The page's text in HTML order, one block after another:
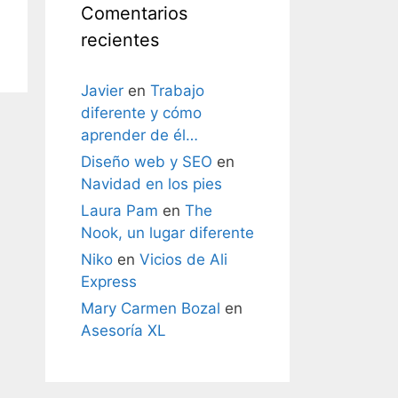
Comentarios
recientes
Javier en Trabajo
diferente y cómo
aprender de él…
Diseño web y SEO en
Navidad en los pies
Laura Pam en The
Nook, un lugar diferente
Niko en Vicios de Ali
Express
Mary Carmen Bozal en
Asesoría XL